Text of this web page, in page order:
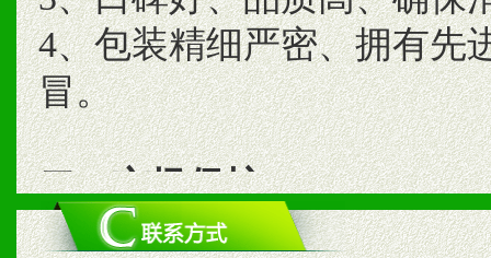
4、包装精细严密、拥有先
冒。
二、市场保护
1、统一市场价格；建立全